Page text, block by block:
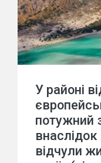
У районі
потужний
відчули